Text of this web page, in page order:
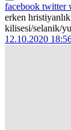
facebook twitter
erken
kilisesi/selanik/
12.10.2020